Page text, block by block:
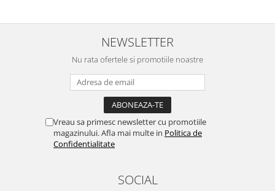
NEWSLETTER
Nu rata ofertele si promotiile noastre
Vreau sa primesc newsletter cu promotiile
magazinului. Afla mai multe in Politica de
Confidentialitate
SOCIAL